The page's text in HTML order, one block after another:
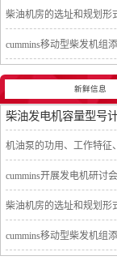
柴油机房的选址和规划形
新鲜信息
柴油发电机容量型号
机油泵的功用、工作特征
柴油机房的选址和规划形